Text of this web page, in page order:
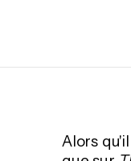
Alors